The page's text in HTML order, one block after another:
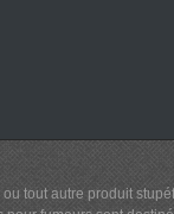
tout autre produit